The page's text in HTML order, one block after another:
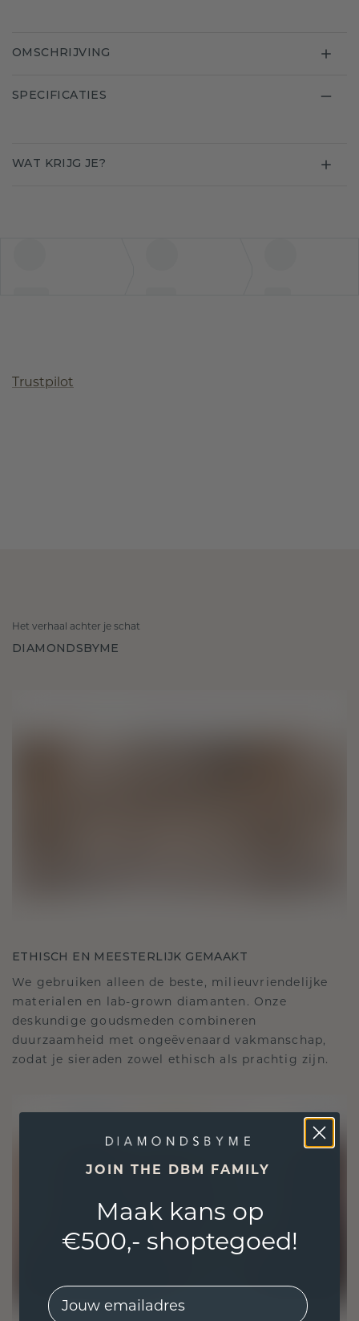
OMSCHRIJVING
SPECIFICATIES
WAT KRIJG JE?
Trustpilot
Het verhaal achter je schat
DIAMONDSBYME
ETHISCH EN MEESTERLIJK GEMAAKT
We gebruiken alleen de beste, milieuvriendelijke
materialen en lab-grown diamanten. Onze
deskundige goudsmeden combineren
duurzaamheid met ongeëvenaard vakmanschap,
zodat je sieraden zowel ethisch als prachtig zijn.
JOIN THE DBM FAMILY
Maak kans op
€500,- shoptegoed!
EMail